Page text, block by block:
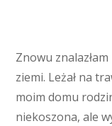
Znowu
ziemi. Leżał na
moim domu
niekoszona, ale